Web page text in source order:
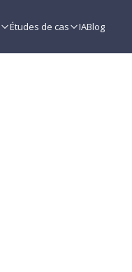
Études de cas IABlog